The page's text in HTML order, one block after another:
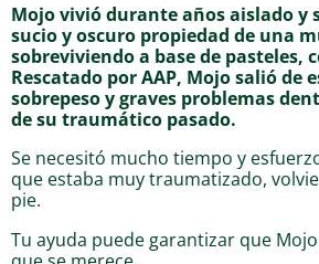
Mojo vivió durante años aislado y
sucio y oscuro propiedad de una
sobreviviendo a base de pasteles,
Rescatado por AAP, Mojo salió de
sobrepeso y graves problemas
de su traumático pasado.
Se necesitó mucho tiempo y
que estaba muy traumatizado,
pie.
Tu ayuda puede garantizar que